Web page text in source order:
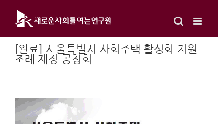
content
[완료] 서울특별시 사회주택 활성화 지원
조례 제정 공청회